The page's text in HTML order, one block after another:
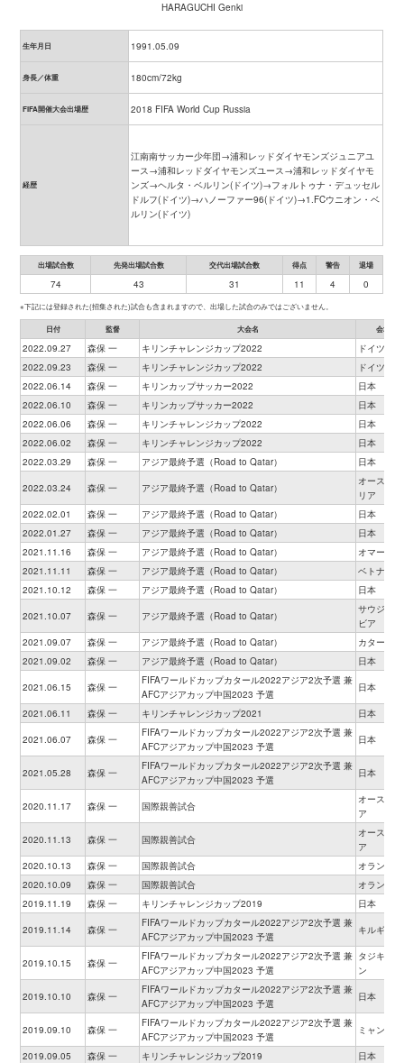
HARAGUCHI Genki
生年月日 1991.05.09
身長／体重 180cm/72kg
FIFA開催大会出場歴 2018 FIFA World Cup Russia
経歴
江南南サッカー少年団→浦和レッドダイヤモンズジュニアユ
ース→浦和レッドダイヤモンズユース→浦和レッドダイヤモ
ンズ→ヘルタ・ベルリン(ドイツ)→フォルトゥナ・デュッセル
ドルフ(ドイツ)→ハノーファー96(ドイツ)→1.FCウニオン・ベ
ルリン(ドイツ)
出場試合数 先発出場試合数 交代出場試合数 得点 警告 退場
74 43 31 11 4 0
※下記には登録された(招集された)試合も含まれますので、出場した試合のみではございません。
日付 監督 大会名 会場
2022.09.27 森保 一 キリンチャレンジカップ2022
ドイツ
2022.09.23
森保 一 キリンチャレンジカップ2022
ドイツ
2022.06.14
森保 一 キリンカップサッカー2022
日本
2022.06.10
森保 一 キリンカップサッカー2022
日本
2022.06.06
森保 一 キリンチャレンジカップ2022
日本
2022.06.02
森保 一 キリンチャレンジカップ2022
日本
2022.03.29
森保 一 アジア最終予選（Road to Qatar） 日本
2022.03.24 森保 一 アジア最終予選（Road to Qatar）
オーストラ
リア
2022.02.01
森保 一 アジア最終予選（Road to Qatar）
日本
2022.01.27
森保 一 アジア最終予選（Road to Qatar）
日本
2021.11.16
森保 一 アジア最終予選（Road to Qatar）
オマーン
2021.11.11
森保 一 アジア最終予選（Road to Qatar）
ベトナム
2021.10.12
森保 一 アジア最終予選（Road to Qatar） 日本
2021.10.07 森保 一 アジア最終予選（Road to Qatar）
サウジアラ
ビア
2021.09.07
森保 一 アジア最終予選（Road to Qatar）
カタール
2021.09.02
森保 一 アジア最終予選（Road to Qatar） 日本
2021.06.15 森保 一
FIFAワールドカップカタール2022アジア2次予選 兼
AFCアジアカップ中国2023 予選
日本
2021.06.11 森保 一 キリンチャレンジカップ2021 日本
2021.06.07 森保 一
FIFAワールドカップカタール2022アジア2次予選 兼
AFCアジアカップ中国2023 予選
日本
2021.05.28 森保 一
FIFAワールドカップカタール2022アジア2次予選 兼
AFCアジアカップ中国2023 予選
日本
2020.11.17 森保 一 国際親善試合
オーストリ
ア
2020.11.13 森保 一 国際親善試合
オーストリ
ア
2020.10.13
森保 一 国際親善試合
オランダ
2020.10.09
森保 一 国際親善試合
オランダ
2019.11.19
森保 一 キリンチャレンジカップ2019 日本
2019.11.14 森保 一
FIFAワールドカップカタール2022アジア2次予選 兼
AFCアジアカップ中国2023 予選
キルギス
2019.10.15 森保 一
FIFAワールドカップカタール2022アジア2次予選 兼
AFCアジアカップ中国2023 予選
タジキスタ
ン
2019.10.10 森保 一
FIFAワールドカップカタール2022アジア2次予選 兼
AFCアジアカップ中国2023 予選
日本
2019.09.10 森保 一
FIFAワールドカップカタール2022アジア2次予選 兼
AFCアジアカップ中国2023 予選
ミャンマー
2019.09.05 森保 一 キリンチャレンジカップ2019
日本